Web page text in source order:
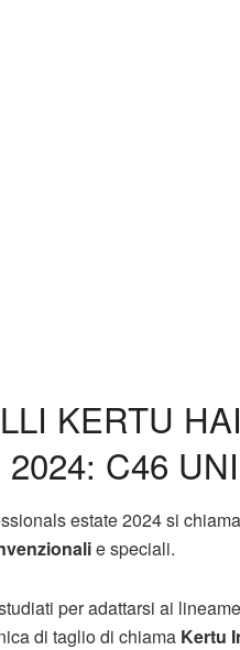
KERTU
C46
estate 2024 si
e speciali.
per adattarsi ai
di taglio di chiama Kertu